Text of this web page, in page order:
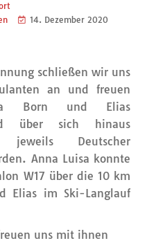
14. Dezember 2020
schließen wir uns
an und freuen
Born und Elias
über sich hinaus
jeweils Deutscher
Anna Luisa konnte
W17 über die 10 km
Elias im Ski-Langlauf
uns mit ihnen